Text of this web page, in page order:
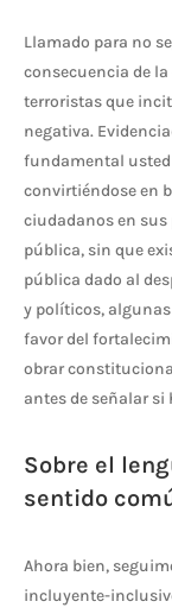
Llamado para no
consecuencia de
terroristas que
negativa.
fundamental
convirtiéndose en
ciudadanos en sus
pública, sin que
pública dado al
y políticos,
favor del
obrar
antes de señalar si
Sobre el
sentido
Ahora bien,
incluyente-